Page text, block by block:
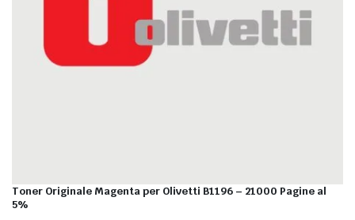
Toner Originale Magenta per Olivetti B1196 – 21000 Pagine al
5%